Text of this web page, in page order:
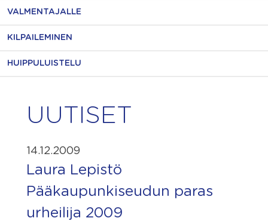
VALMENTAJALLE
KILPAILEMINEN
HUIPPULUISTELU
UUTISET
14.12.2009
Laura Lepistö
Pääkaupunkiseudun paras
urheilija 2009